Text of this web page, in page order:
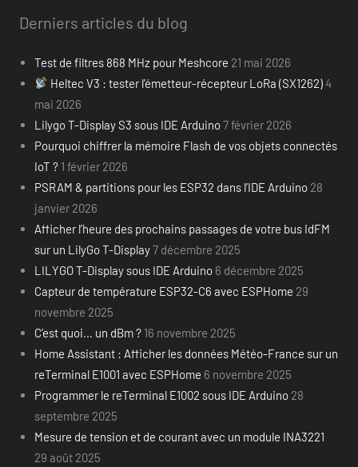
Derniers articles du blog
Test de filtres 868 MHz pour Meshcore 21 mai 2026
Heltec V3 : tester l’émetteur-récepteur LoRa (SX1262)4
mai 2026
Lilygo T-Display S3 sous IDE Arduino7 février 2026
Pourquoi chiffrer la mémoire Flash de vos objets connectés
IoT ? 1 février 2026
PSRAM & partitions pour les ESP32 dans l’IDE Arduino 28
janvier 2026
Afficher l’heure des prochains passages de votre bus IdFM
sur un LilyGo T-Display7 décembre 2025
LILYGO T-Display sous IDE Arduino 6 décembre 2025
Capteur de température ESP32-C6 avec ESPHome 29
novembre 2025
C’est quoi… un dBm ? 16 novembre 2025
Home Assistant : Afficher les données Météo-France sur un
reTerminal E1001 avec ESPHome 6 novembre 2025
Programmer le reTerminal E1002 sous IDE Arduino 28
septembre 2025
Mesure de tension et de courant avec un module INA3221
29 août 2025